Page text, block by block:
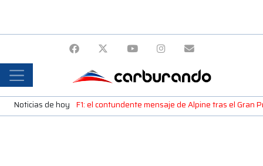
Noticias de hoy F1: el contundente mensaje de Alpine tras el Gran